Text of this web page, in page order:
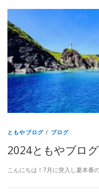
ともやブログ / ブログ
2024ともやブロ
こんにちは！7月に突入し夏本番